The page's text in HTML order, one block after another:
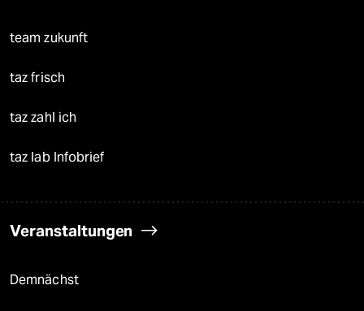
team zukunft
taz frisch
taz zahl ich
taz lab Infobrief
Veranstaltungen
Demnächst